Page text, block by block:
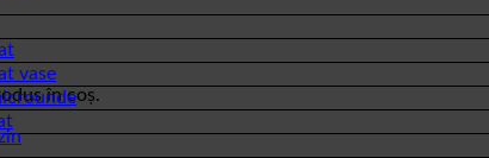
în coș.
vase